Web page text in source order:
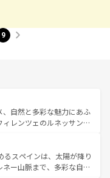
9
自然と多彩な魅力にあふ
ィレンツェのルネッサンス
景やアマルフィ海岸の絶
観光の合間には、本場の
ア料理を堪能することも
るスペインは、太陽が降り
ー山脈まで、多彩な自然